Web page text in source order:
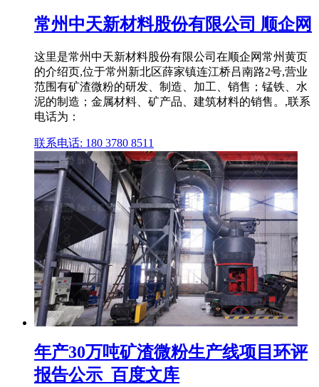
常州中天新材料股份有限公司 顺企网
这里是常州中天新材料股份有限公司在顺企网常州黄页
的介绍页,位于常州新北区薛家镇连江桥吕南路2号,营业
范围有矿渣微粉的研发、制造、加工、销售；锰铁、水
泥的制造；金属材料、矿产品、建筑材料的销售。,联系
电话为：
联系电话: 180 3780 8511
年产30万吨矿渣微粉生产线项目环评
报告公示_百度文库